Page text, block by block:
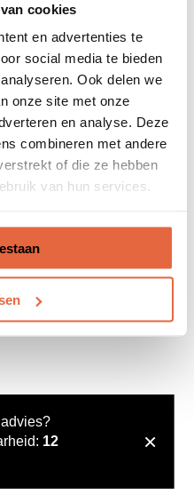
cookies
en advertenties te
social media te bieden
Ook delen we
onze site met onze
en analyse. Deze
combineren met andere
of die ze hebben
van hun services.
12
×